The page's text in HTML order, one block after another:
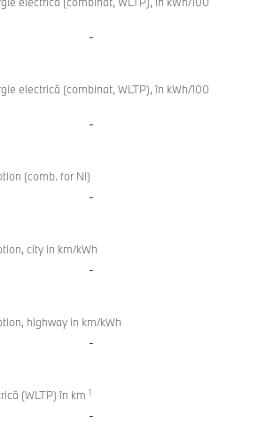
-
electrică (combinat, WLTP), în kWh/100
-
(comb. for NI)
-
city in km/kWh
-
highway in km/kWh
-
(WLTP) în km 1
-